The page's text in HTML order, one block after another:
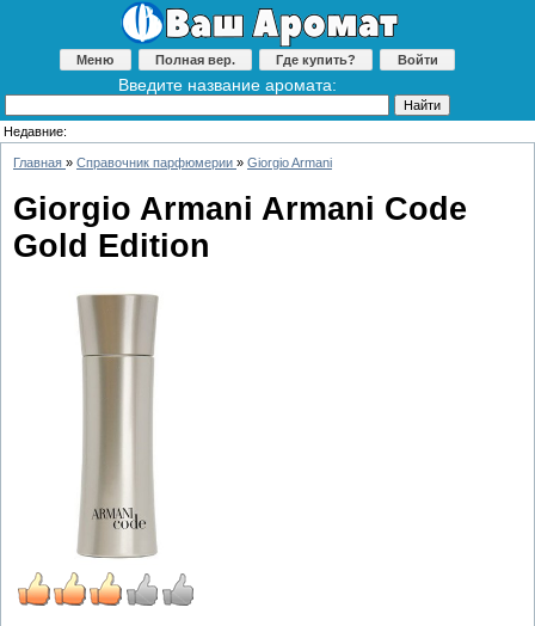
Меню Полная вер. Где купить? Войти
Введите название аромата:
Недавние:
Главная » Справочник парфюмерии » Giorgio Armani
Giorgio Armani Armani Code
Gold Edition